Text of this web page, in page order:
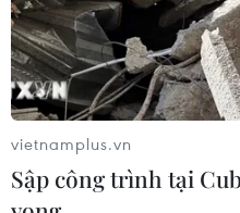
vietnamplus.vn
Sập công trình tại